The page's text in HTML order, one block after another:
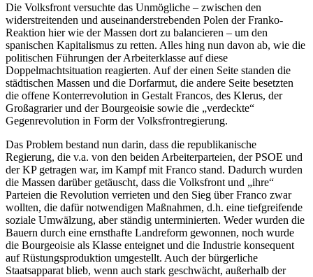
Die Volksfront versuchte das Unmögliche – zwischen den
widerstreitenden und auseinanderstrebenden Polen der Franko-
Reaktion hier wie der Massen dort zu balancieren – um den
spanischen Kapitalismus zu retten. Alles hing nun davon ab, wie die
politischen Führungen der Arbeiterklasse auf diese
Doppelmachtsituation reagierten. Auf der einen Seite standen die
städtischen Massen und die Dorfarmut, die andere Seite besetzten
die offene Konterrevolution in Gestalt Francos, des Klerus, der
Großagrarier und der Bourgeoisie sowie die „verdeckte“
Gegenrevolution in Form der Volksfrontregierung.
Das Problem bestand nun darin, dass die republikanische
Regierung, die v.a. von den beiden Arbeiterparteien, der PSOE und
der KP getragen war, im Kampf mit Franco stand. Dadurch wurden
die Massen darüber getäuscht, dass die Volksfront und „ihre“
Parteien die Revolution verrieten und den Sieg über Franco zwar
wollten, die dafür notwendigen Maßnahmen, d.h. eine tiefgreifende
soziale Umwälzung, aber ständig unterminierten. Weder wurden die
Bauern durch eine ernsthafte Landreform gewonnen, noch wurde
die Bourgeoisie als Klasse enteignet und die Industrie konsequent
auf Rüstungsproduktion umgestellt. Auch der bürgerliche
Staatsapparat blieb, wenn auch stark geschwächt, außerhalb der